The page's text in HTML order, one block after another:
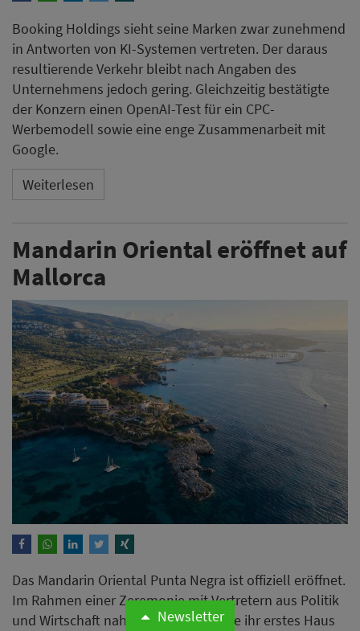
Booking Holdings sieht seine Marken zwar zunehmend
in Antworten von KI-Systemen vertreten. Der daraus
resultierende Verkehr bleibt nach Angaben des
Unternehmens jedoch gering. Gleichzeitig bestätigte
der Konzern einen OpenAI-Test für ein CPC-
Werbemodell sowie eine enge Zusammenarbeit mit
Google.
Weiterlesen
Mandarin Oriental eröffnet auf
Mallorca
Das Mandarin Oriental Punta Negra ist offiziell eröffnet.
Im Rahmen einer Zeremonie mit Vertretern aus Politik
und Wirtschaft nahm die Hotelgruppe ihr erstes Haus
Newsletter